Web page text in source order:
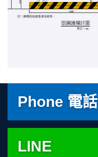
Phone 電話
LINE